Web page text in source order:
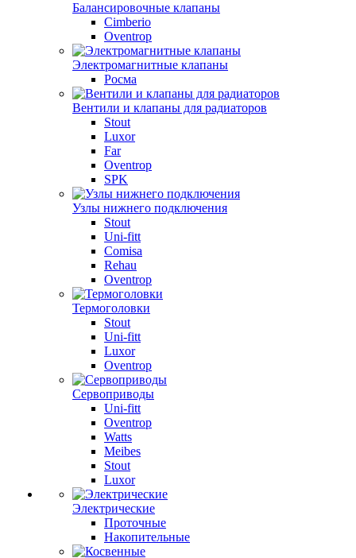
Балансировочные клапаны
Cimberio
Oventrop
Электромагнитные клапаны
Росма
Вентили и клапаны для радиаторов
Stout
Luxor
Far
Oventrop
SPK
Узлы нижнего подключения
Stout
Uni-fitt
Comisa
Rehau
Oventrop
Термоголовки
Stout
Uni-fitt
Luxor
Oventrop
Сервоприводы
Uni-fitt
Oventrop
Watts
Meibes
Stout
Luxor
Электрические
Проточные
Накопительные